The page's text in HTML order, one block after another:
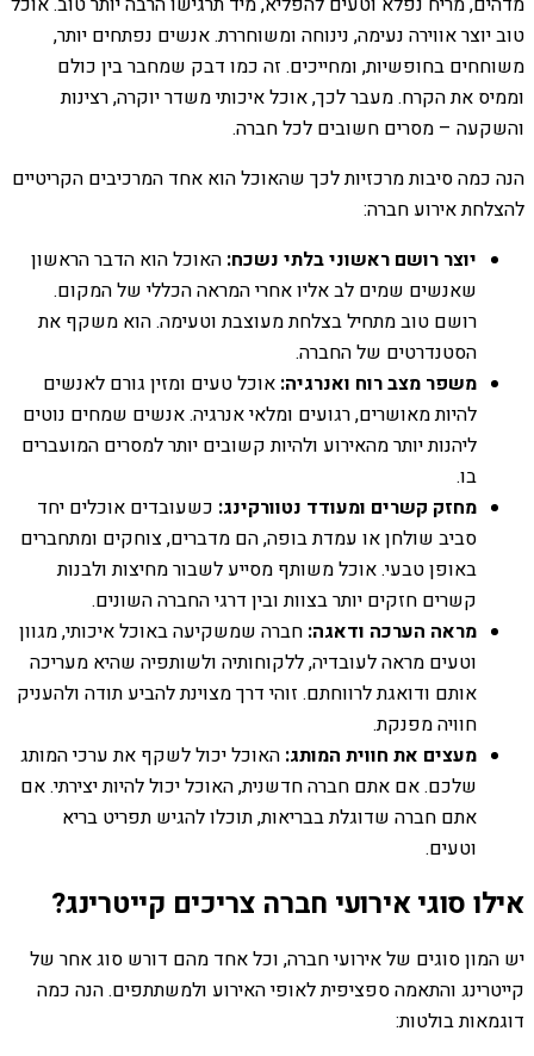
טוב יוצר אווירה נעימה, נינוחה ומשוחררת. אנשים נפתחים יותר,
משוחחים בחופשיות, ומחייכים. זה כמו דבק שמחבר בין כולם
וממיס את הקרח. מעבר לכך, אוכל איכותי משדר יוקרה, רצינות
והשקעה – מסרים חשובים לכל חברה.
הנה כמה סיבות מרכזיות לכך שהאוכל הוא אחד המרכיבים הקריטיים
להצלחת אירוע חברה:
יוצר רושם ראשוני בלתי נשכח: האוכל הוא הדבר הראשון
שאנשים שמים לב אליו אחרי המראה הכללי של המקום.
רושם טוב מתחיל בצלחת מעוצבת וטעימה. הוא משקף את
הסטנדרטים של החברה.
משפר מצב רוח ואנרגיה: אוכל טעים ומזין גורם לאנשים
להיות מאושרים, רגועים ומלאי אנרגיה. אנשים שמחים נוטים
ליהנות יותר מהאירוע ולהיות קשובים יותר למסרים המועברים
בו.
מחזק קשרים ומעודד נטוורקינג: כשעובדים אוכלים יחד
סביב שולחן או עמדת בופה, הם מדברים, צוחקים ומתחברים
באופן טבעי. אוכל משותף מסייע לשבור מחיצות ולבנות
קשרים חזקים יותר בצוות ובין דרגי החברה השונים.
מראה הערכה ודאגה: חברה שמשקיעה באוכל איכותי, מגוון
וטעים מראה לעובדיה, ללקוחותיה ולשותפיה שהיא מעריכה
אותם ודואגת לרווחתם. זוהי דרך מצוינת להביע תודה ולהעניק
חוויה מפנקת.
מעצים את חווית המותג: האוכל יכול לשקף את ערכי המותג
שלכם. אם אתם חברה חדשנית, האוכל יכול להיות יצירתי. אם
אתם חברה שדוגלת בבריאות, תוכלו להגיש תפריט בריא
וטעים.
אילו סוגי אירועי חברה צריכים קייטרינג?
יש המון סוגים של אירועי חברה, וכל אחד מהם דורש סוג אחר של
קייטרינג והתאמה ספציפית לאופי האירוע ולמשתתפים. הנה כמה
דוגמאות בולטות: